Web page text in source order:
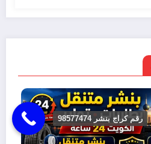
رقم كراج بنشر 98577474